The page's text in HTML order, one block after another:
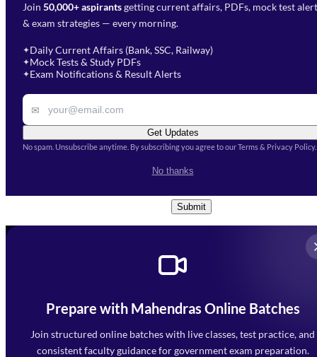
Join 50,000+ aspirantsgetting current affairs, PDFs, mock test
& exam strategies — every morning.
✦Daily Current Affairs (Bank, SSC, Railway)
✦Mock Tests & Study PDFs
✦Exam Notifications & Result Alerts
✉
Get Updates
No spam. Unsubscribe anytime. By subscribing you agree to our Terms & Privacy Policy.
No thanks
Fill out the form and our team
will get in touch with you
Select Branch*
Select Course
Remark
Conditions
Submit
Prepare with Mahendras Online Batches
Join structured online batches with live classes, test practice, and
consistent faculty guidance for government exam preparation.
Mahendra Arcade, CP-9, Vijayant Khand, Gomti Nagar,
Faizabad Road, Lucknow - 226010
7052477777